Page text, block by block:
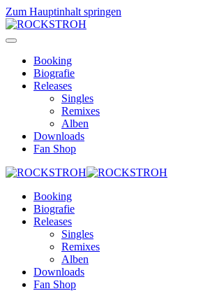
Zum Hauptinhalt springen
Booking
Biografie
Releases
Singles
Remixes
Alben
Downloads
Fan Shop
Booking
Biografie
Releases
Singles
Remixes
Alben
Downloads
Fan Shop